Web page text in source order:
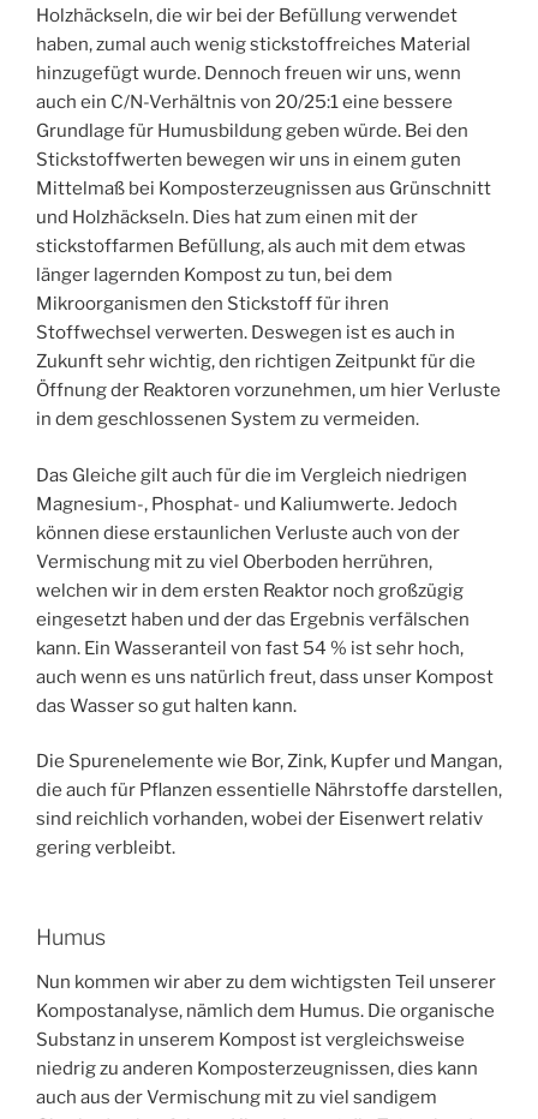
Holzhäckseln, die wir bei der Befüllung verwendet
haben, zumal auch wenig stickstoffreiches Material
hinzugefügt wurde. Dennoch freuen wir uns, wenn
auch ein C/N-Verhältnis von 20/25:1 eine bessere
Grundlage für Humusbildung geben würde. Bei den
Stickstoffwerten bewegen wir uns in einem guten
Mittelmaß bei Komposterzeugnissen aus Grünschnitt
und Holzhäckseln. Dies hat zum einen mit der
stickstoffarmen Befüllung, als auch mit dem etwas
länger lagernden Kompost zu tun, bei dem
Mikroorganismen den Stickstoff für ihren
Stoffwechsel verwerten. Deswegen ist es auch in
Zukunft sehr wichtig, den richtigen Zeitpunkt für die
Öffnung der Reaktoren vorzunehmen, um hier Verluste
in dem geschlossenen System zu vermeiden.
Das Gleiche gilt auch für die im Vergleich niedrigen
Magnesium-, Phosphat- und Kaliumwerte. Jedoch
können diese erstaunlichen Verluste auch von der
Vermischung mit zu viel Oberboden herrühren,
welchen wir in dem ersten Reaktor noch großzügig
eingesetzt haben und der das Ergebnis verfälschen
kann. Ein Wasseranteil von fast 54 % ist sehr hoch,
auch wenn es uns natürlich freut, dass unser Kompost
das Wasser so gut halten kann.
Die Spurenelemente wie Bor, Zink, Kupfer und Mangan,
die auch für Pflanzen essentielle Nährstoffe darstellen,
sind reichlich vorhanden, wobei der Eisenwert relativ
gering verbleibt.
Humus
Nun kommen wir aber zu dem wichtigsten Teil unserer
Kompostanalyse, nämlich dem Humus. Die organische
Substanz in unserem Kompost ist vergleichsweise
niedrig zu anderen Komposterzeugnissen, dies kann
auch aus der Vermischung mit zu viel sandigem